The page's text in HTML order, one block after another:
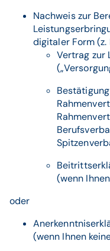
Nachweis zur
digitaler Form (z.
Vertrag zur
(wenn
oder
(wenn Ihnen